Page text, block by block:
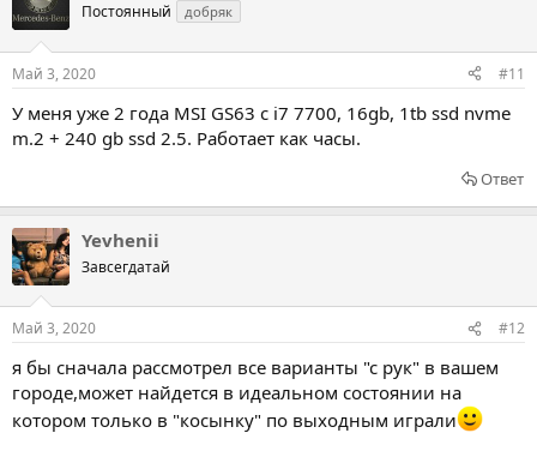
Постоянный добряк
Май 3, 2020 #11
У меня уже 2 года MSI GS63 c i7 7700, 16gb, 1tb ssd nvme
m.2 + 240 gb ssd 2.5. Работает как часы.
Ответ
Yevhenii
Завсегдатай
Май 3, 2020 #12
я бы сначала рассмотрел все варианты "с рук" в вашем
городе,может найдется в идеальном состоянии на
котором только в "косынку" по выходным играли